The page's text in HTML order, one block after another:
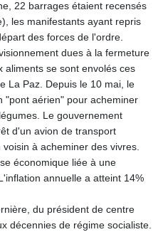
22 barrages étaient recensés
les manifestants ayant repris
des forces de l'ordre.
dues à la fermeture
aliments se sont envolés ces
La Paz. Depuis le 10 mai, le
"pont aérien" pour acheminer
Le gouvernement
d'un avion de transport
à acheminer des vivres.
économique liée à une
annuelle a atteint 14%
du président de centre
décennies de régime socialiste.